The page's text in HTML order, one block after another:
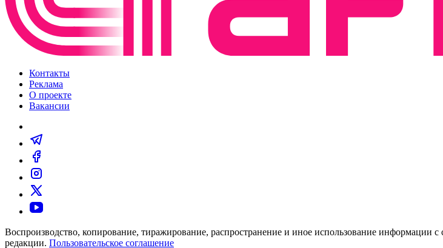
Контакты
Реклама
О проекте
Вакансии
Воспроизводство, копирование, тиражирование, распространение и иное использование информации
редакции. Пользовательское соглашение